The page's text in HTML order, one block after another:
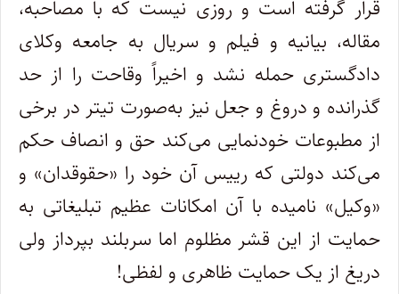
قرار گرفته است و روزی نیست که با مصاحبه،
مقاله، بیانیه و فیلم و سریال به جامعه وکلای
دادگستری حمله نشد و اخیراً وقاحت را از حد
گذرانده و دروغ و جعل نیز به‌صورت تیتر در برخی
از مطبوعات خودنمایی می‌کند حق و انصاف حکم
می‌کند دولتی که رییس آن خود را «حقوقدان» و
«وکیل» نامیده با آن امکانات عظیم تبلیغاتی به
حمایت از این قشر مظلوم اما سربلند بپرداز ولی
دریغ از یک حمایت ظاهری و لفظی!